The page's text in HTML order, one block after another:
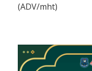
(ADV/mht)